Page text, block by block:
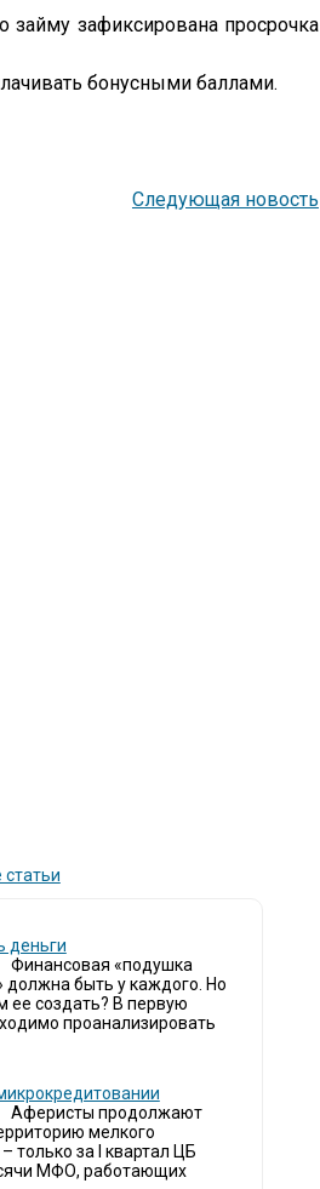
зафиксирована просрочка
бонусными баллами.
Следующая новость
статьи
деньги
Финансовая «подушка
должна быть у каждого. Но
ее создать? В первую
проанализировать
Аферисты продолжают
мелкого
только за I квартал ЦБ
МФО, работающих